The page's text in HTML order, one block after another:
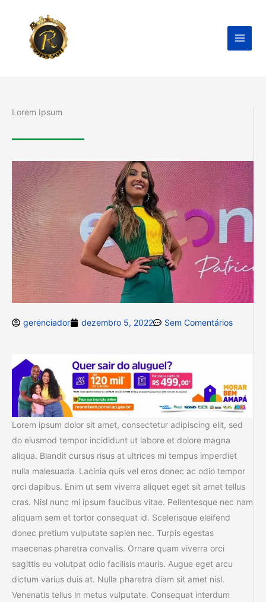
conteúdo
Lorem Ipsum
gerenciador dezembro 5, 2022 Sem Comentários
Lorem ipsum dolor sit amet, consectetur adipiscing elit, sed
do eiusmod tempor incididunt ut labore et dolore magna
aliqua. Blandit cursus risus at ultrices mi tempus imperdiet
nulla malesuada. Lacinia quis vel eros donec ac odio tempor
orci dapibus. Enim ut sem viverra aliquet eget sit amet tellus
cras. Nisl nunc mi ipsum faucibus vitae. Pellentesque nec nam
aliquam sem et tortor consequat id. Scelerisque eleifend
donec pretium vulputate sapien nec. Turpis egestas
maecenas pharetra convallis. Ornare quam viverra orci
sagittis eu volutpat odio facilisis mauris. Augue eget arcu
dictum varius duis at. Nulla pharetra diam sit amet nisl.
Venenatis tellus in metus vulputate. Consequat interdum